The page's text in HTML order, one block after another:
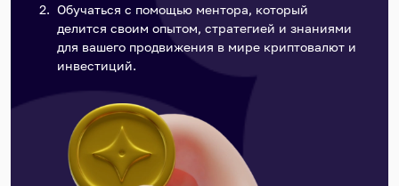
Обучаться с помощью ментора, который
делится своим опытом, стратегией и знаниями
для вашего продвижения в мире криптовалют и
инвестиций.